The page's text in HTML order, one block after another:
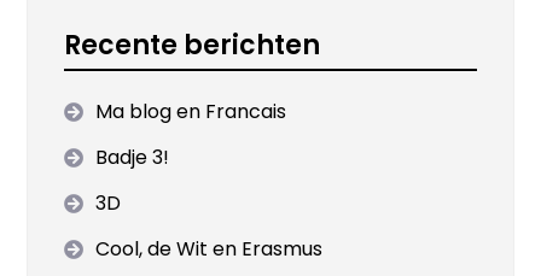
Recente berichten
Ma blog en Francais
Badje 3!
3D
Cool, de Wit en Erasmus